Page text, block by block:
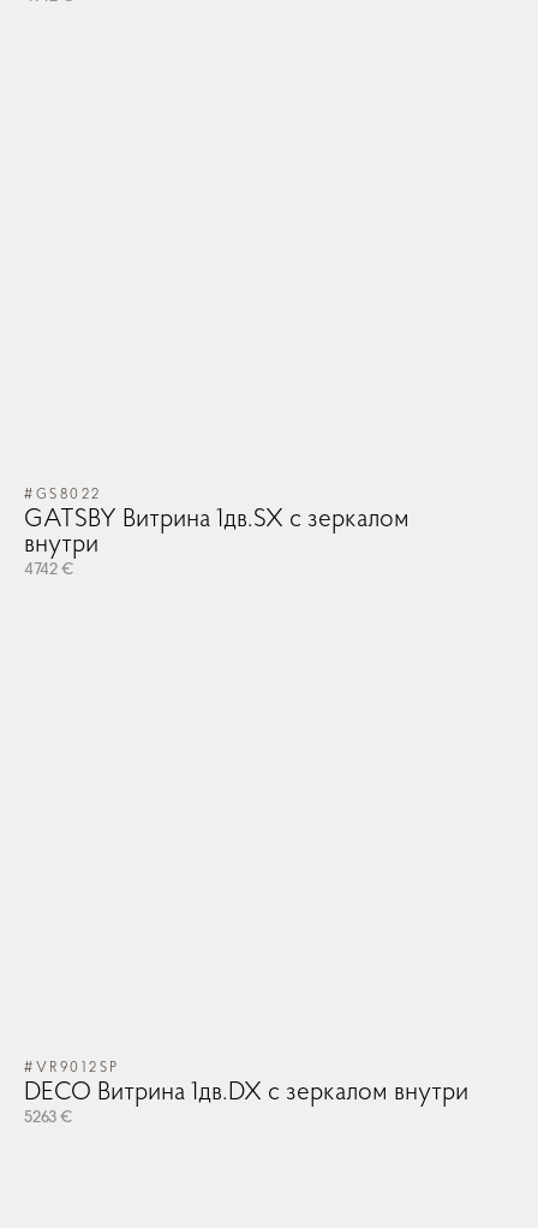
#GS8022
GATSBY Витрина 1дв.SX с зеркалом
внутри
4742 €
#VR9012SP
DECO Витрина 1дв.DX с зеркалом внутри
5263 €